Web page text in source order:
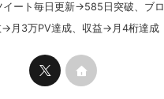
イート毎日更新→585日突破、ブロ
→月3万PV達成、収益→月4桁達成